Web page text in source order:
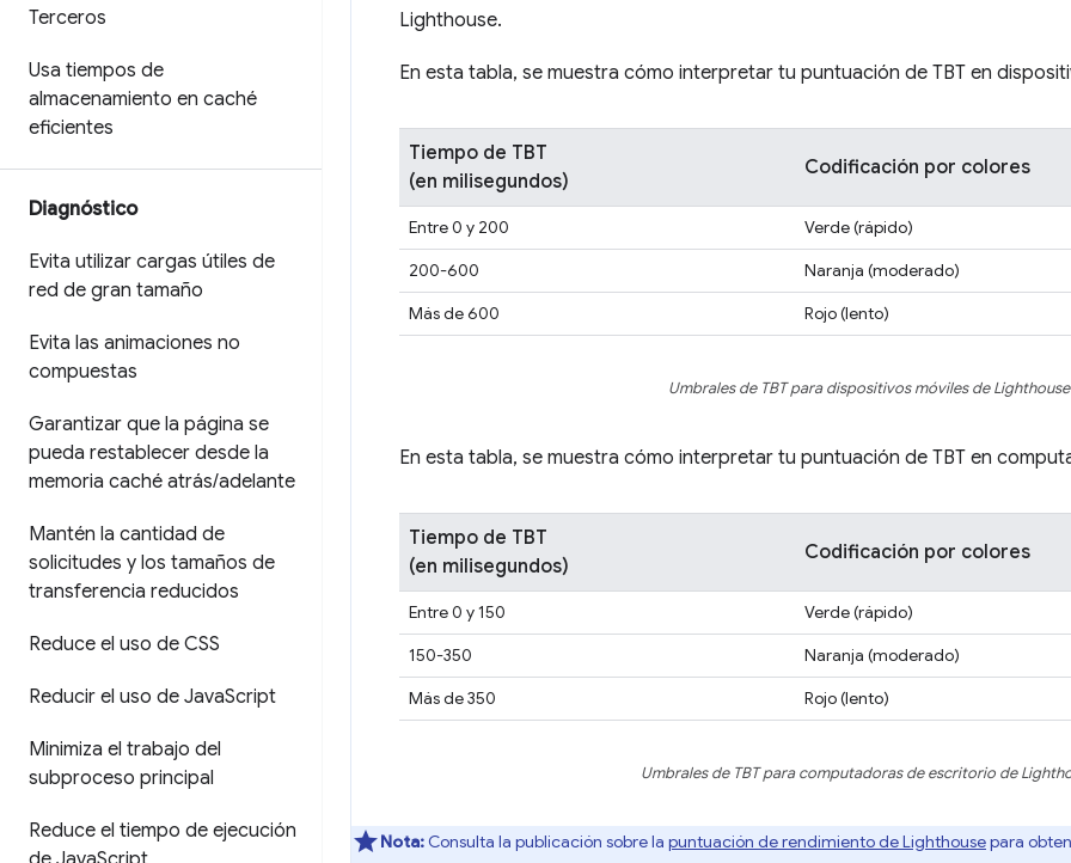
Terceros
Usa tiempos de
almacenamiento en caché
eficientes
Diagnóstico
Evita utilizar cargas útiles de
red de gran tamaño
Evita las animaciones no
compuestas
Garantizar que la página se
pueda restablecer desde la
memoria caché atrás/adelante
Mantén la cantidad de
solicitudes y los tamaños de
transferencia reducidos
Reduce el uso de CSS
Reducir el uso de JavaScript
Minimiza el trabajo del
subproceso principal
Reduce el tiempo de ejecución
Lighthouse.
En esta tabla, se muestra cómo interpretar tu puntuación de TBT en
Tiempo de TBT
(en milisegundos)
Codificación por colores
Entre 0 y 200
Verde (rápido)
200-600
Naranja (moderado)
Más de 600
Rojo (lento)
Umbrales de TBT para dispositivos móviles de Lighthouse
En esta tabla, se muestra cómo interpretar tu puntuación de TBT en
Tiempo de TBT
(en milisegundos)
Codificación por colores
Entre 0 y 150
Verde (rápido)
150-350
Naranja (moderado)
Más de 350
Rojo (lento)
Umbrales de TBT para computadoras de escritorio de
Nota: Consulta la publicación sobre la puntuación de rendimiento de Lighthousepara